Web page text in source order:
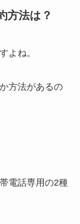
方法は？
よね。
方法があるの
電話専用の2種